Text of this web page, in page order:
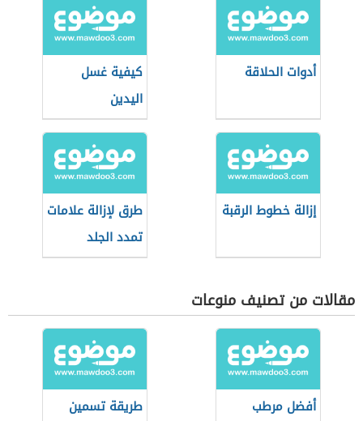
أدوات الحلاقة
كيفية غسل
اليدين
إزالة خطوط الرقبة
طرق لإزالة علامات
تمدد الجلد
مقالات من تصنيف منوعات
أفضل مرطب
طريقة تسمين